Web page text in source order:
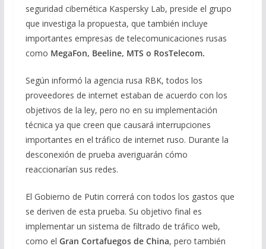
seguridad cibernética Kaspersky Lab, preside el grupo
que investiga la propuesta, que también incluye
importantes empresas de telecomunicaciones rusas
como MegaFon, Beeline, MTS o RosTelecom.
Según informó la agencia rusa RBK, todos los
proveedores de internet estaban de acuerdo con los
objetivos de la ley, pero no en su implementación
técnica ya que creen que causará interrupciones
importantes en el tráfico de internet ruso. Durante la
desconexión de prueba averiguarán cómo
reaccionarían sus redes.
El Gobierno de Putin correrá con todos los gastos que
se deriven de esta prueba. Su objetivo final es
implementar un sistema de filtrado de tráfico web,
como el Gran Cortafuegos de China, pero también